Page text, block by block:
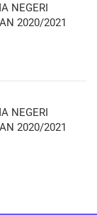
NEGERI
2020/2021
NEGERI
2020/2021